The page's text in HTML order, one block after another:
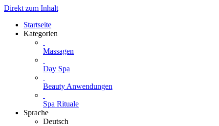
Direkt zum Inhalt
Startseite
Kategorien
Massagen
Day Spa
Beauty Anwendungen
Spa Rituale
Sprache
Deutsch